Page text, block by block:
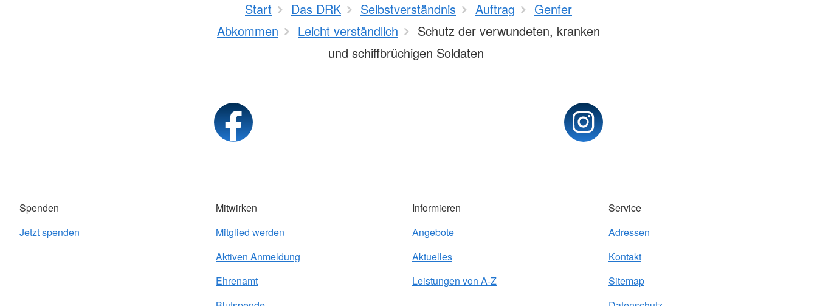
Start Das DRK Selbstverständnis Auftrag
Genfer
Abkommen
Leicht verständlich
Schutz der verwundeten, kranken
und schiffbrüchigen Soldaten
Spenden
Jetzt spenden
Mitwirken
Mitglied werden
Aktiven Anmeldung
Ehrenamt
Informieren
Angebote
Aktuelles
Leistungen von A-Z
Service
Adressen
Kontakt
Sitemap